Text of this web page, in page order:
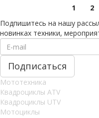
1
2
Подпишитесь на нашу
новинках техники,
Мототехника
Квадроциклы ATV
Квадроциклы UTV
Мотоциклы